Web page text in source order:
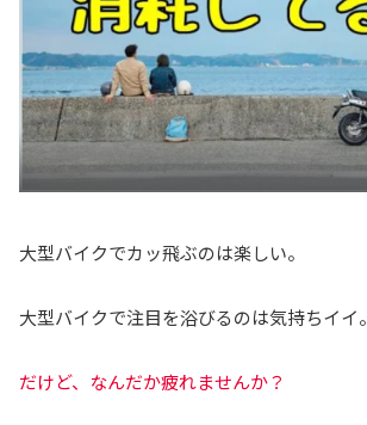
大型バイクでカッ飛ぶのは楽しい。
大型バイクで注目を浴びるのは気持ちイイ。
だけど、なんだか疲れませんか？